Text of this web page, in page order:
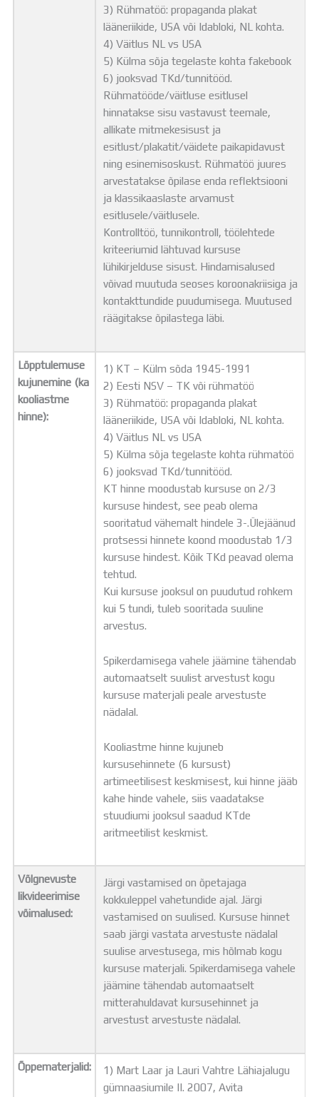
3) Rühmatöö: propaganda plakat
lääneriikide, USA või Idabloki, NL kohta.
4) Väitlus NL vs USA
5) Külma sõja tegelaste kohta fakebook
6) jooksvad TKd/tunnitööd.
Rühmatööde/väitluse esitlusel
hinnatakse sisu vastavust teemale,
allikate mitmekesisust ja
esitlust/plakatit/väidete paikapidavust
ning esinemisoskust. Rühmatöö juures
arvestatakse õpilase enda reflektsiooni
ja klassikaaslaste arvamust
esitlusele/väitlusele.
Kontrolltöö, tunnikontroll, töölehtede
kriteeriumid lähtuvad kursuse
lühikirjelduse sisust. Hindamisalused
võivad muutuda seoses koroonakriisiga ja
kontakttundide puudumisega. Muutused
räägitakse õpilastega läbi.
Lõpptulemuse
kujunemine (ka
kooliastme
hinne):
1) KT – Külm sõda 1945-1991
2) Eesti NSV – TK või rühmatöö
3) Rühmatöö: propaganda plakat
lääneriikide, USA või Idabloki, NL kohta.
4) Väitlus NL vs USA
5) Külma sõja tegelaste kohta rühmatöö
6) jooksvad TKd/tunnitööd.
KT hinne moodustab kursuse on 2/3
kursuse hindest, see peab olema
sooritatud vähemalt hindele 3-.Ülejäänud
protsessi hinnete koond moodustab 1/3
kursuse hindest. Kõik TKd peavad olema
tehtud.
Kui kursuse jooksul on puudutud rohkem
kui 5 tundi, tuleb sooritada suuline
arvestus.
Spikerdamisega vahele jäämine tähendab
automaatselt suulist arvestust kogu
kursuse materjali peale arvestuste
nädalal.
Kooliastme hinne kujuneb
kursusehinnete (6 kursust)
artimeetilisest keskmisest, kui hinne jääb
kahe hinde vahele, siis vaadatakse
stuudiumi jooksul saadud KTde
aritmeetilist keskmist.
Võlgnevuste
likvideerimise
võimalused:
Järgi vastamised on õpetajaga
kokkuleppel vahetundide ajal. Järgi
vastamised on suulised. Kursuse hinnet
saab järgi vastata arvestuste nädalal
suulise arvestusega, mis hõlmab kogu
kursuse materjali. Spikerdamisega vahele
jäämine tähendab automaatselt
mitterahuldavat kursusehinnet ja
arvestust arvestuste nädalal.
Õppematerjalid:
1) Mart Laar ja Lauri Vahtre Lähiajalugu
gümnaasiumile II. 2007, Avita